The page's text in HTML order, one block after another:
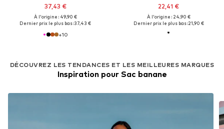
37,43 €
À l'origine : 49,90 €
Dernier prix le plus bas :37,43 €
+10
22,41 €
À l'origine : 24,90 €
Dernier prix le plus bas :21,90 €
DÉCOUVREZ LES TENDANCES ET LES MEILLEURES MARQUES
Inspiration pour Sac banane